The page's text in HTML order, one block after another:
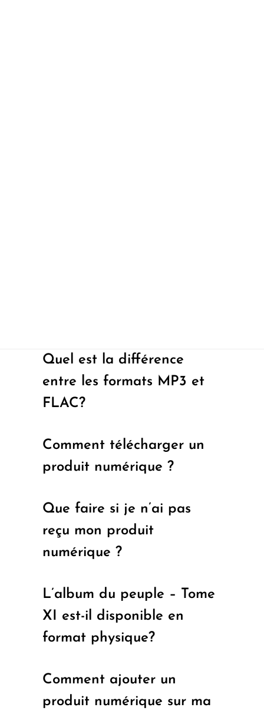
Quel est la différence
entre les formats MP3 et
FLAC?
Comment télécharger un
produit numérique ?
Que faire si je n’ai pas
reçu mon produit
numérique ?
L’album du peuple – Tome
XI est-il disponible en
format physique?
Comment ajouter un
produit numérique sur ma